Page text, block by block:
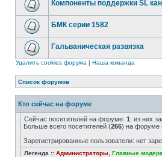
Компоненты поддержки SL
БМК серии 1582
Гальваническая развязка
Удалить cookies форума | Наша команда
Список форумов
Кто сейчас на форуме
Сейчас посетителей на форуме: 1 , из них
Больше всего посетителей (266) на форуме
Зарегистрированные пользователи: нет
Легенда :: Администраторы Главные